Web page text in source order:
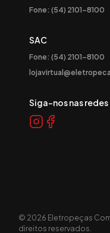
Fone: (54) 2101-8100
SAC
Fone: (54) 2101-8100
Siga-nos nas redes
© 2026 Eletropeças
direitos reservados.